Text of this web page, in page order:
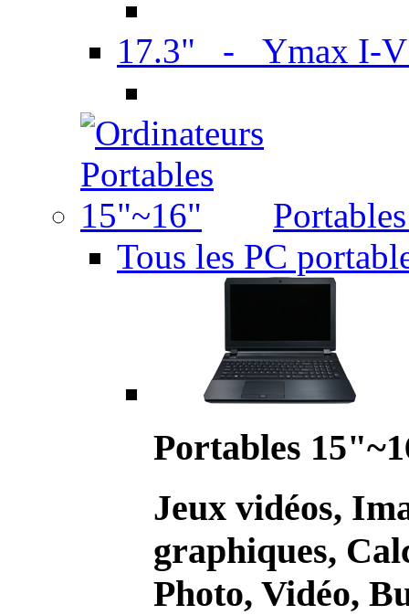
17.3" - Ymax I-
Tous les PC
Portables
Jeux vidéos,
graphiques,
Photo, Vidéo,